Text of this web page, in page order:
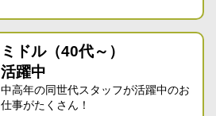
ミドル（40代～）
活躍中
中高年の同世代スタッフが活躍中のお
仕事がたくさん！